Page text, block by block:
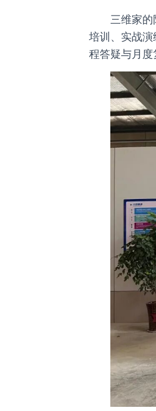
三维家
培训、实战
程答疑与月度